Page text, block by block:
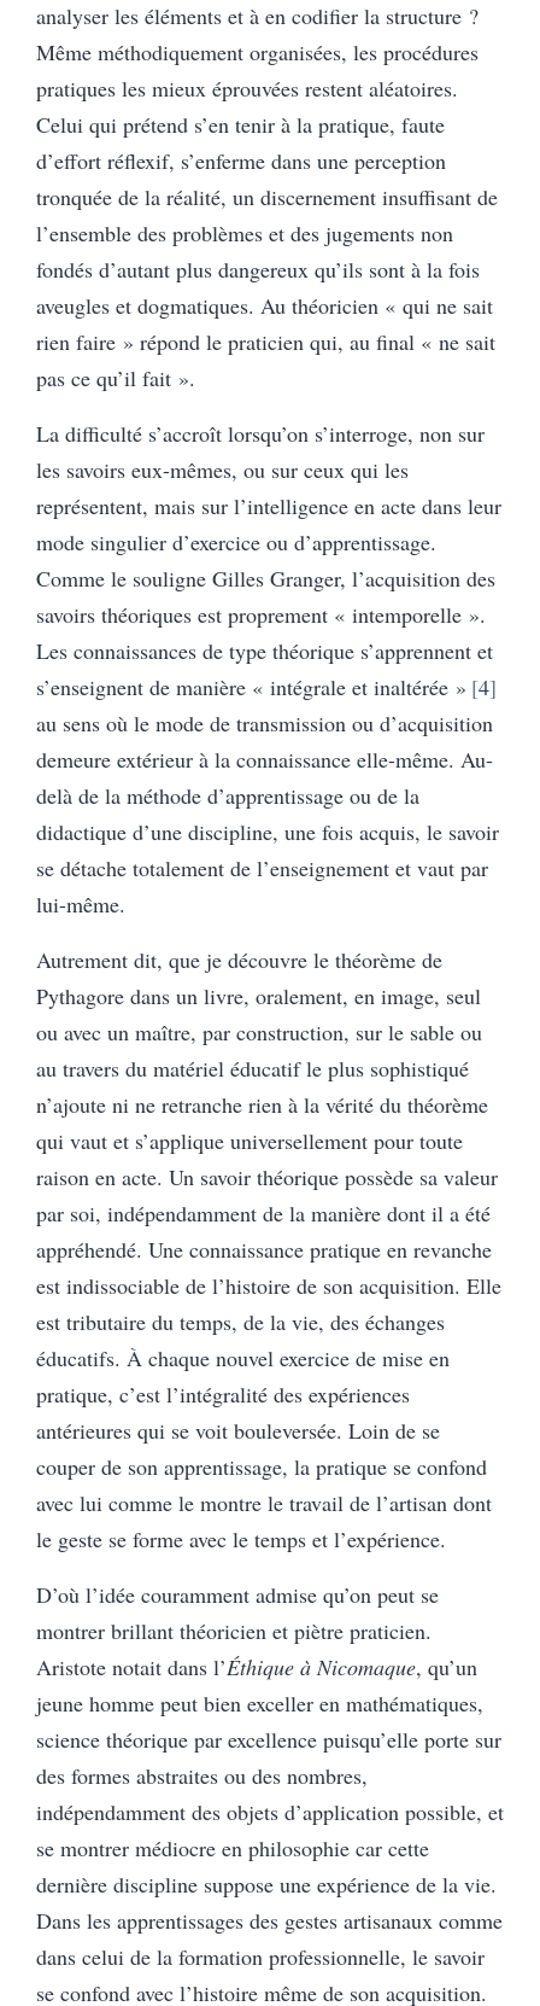
analyser les éléments et à en codifier la structure ?
Même méthodiquement organisées, les procédures
pratiques les mieux éprouvées restent aléatoires.
Celui qui prétend s’en tenir à la pratique, faute
d’effort réflexif, s’enferme dans une perception
tronquée de la réalité, un discernement insuffisant de
l’ensemble des problèmes et des jugements non
fondés d’autant plus dangereux qu’ils sont à la fois
aveugles et dogmatiques. Au théoricien « qui ne sait
rien faire » répond le praticien qui, au final « ne sait
pas ce qu’il fait ».
La difficulté s’accroît lorsqu’on s’interroge, non sur
les savoirs eux-mêmes, ou sur ceux qui les
représentent, mais sur l’intelligence en acte dans leur
mode singulier d’exercice ou d’apprentissage.
Comme le souligne Gilles Granger, l’acquisition des
savoirs théoriques est proprement « intemporelle ».
Les connaissances de type théorique s’apprennent et
s’enseignent de manière « intégrale et inaltérée » 4
au sens où le mode de transmission ou d’acquisition
demeure extérieur à la connaissance elle-même. Au-
delà de la méthode d’apprentissage ou de la
didactique d’une discipline, une fois acquis, le savoir
se détache totalement de l’enseignement et vaut par
lui-même.
Autrement dit, que je découvre le théorème de
Pythagore dans un livre, oralement, en image, seul
ou avec un maître, par construction, sur le sable ou
au travers du matériel éducatif le plus sophistiqué
n’ajoute ni ne retranche rien à la vérité du théorème
qui vaut et s’applique universellement pour toute
raison en acte. Un savoir théorique possède sa valeur
par soi, indépendamment de la manière dont il a été
appréhendé. Une connaissance pratique en revanche
est indissociable de l’histoire de son acquisition. Elle
est tributaire du temps, de la vie, des échanges
éducatifs. À chaque nouvel exercice de mise en
pratique, c’est l’intégralité des expériences
antérieures qui se voit bouleversée. Loin de se
couper de son apprentissage, la pratique se confond
avec lui comme le montre le travail de l’artisan dont
le geste se forme avec le temps et l’expérience.
D’où l’idée couramment admise qu’on peut se
montrer brillant théoricien et piètre praticien.
Aristote notait dans l’Éthique à Nicomaque, qu’un
jeune homme peut bien exceller en mathématiques,
science théorique par excellence puisqu’elle porte sur
des formes abstraites ou des nombres,
indépendamment des objets d’application possible, et
se montrer médiocre en philosophie car cette
dernière discipline suppose une expérience de la vie.
Dans les apprentissages des gestes artisanaux comme
dans celui de la formation professionnelle, le savoir
se confond avec l’histoire même de son acquisition.